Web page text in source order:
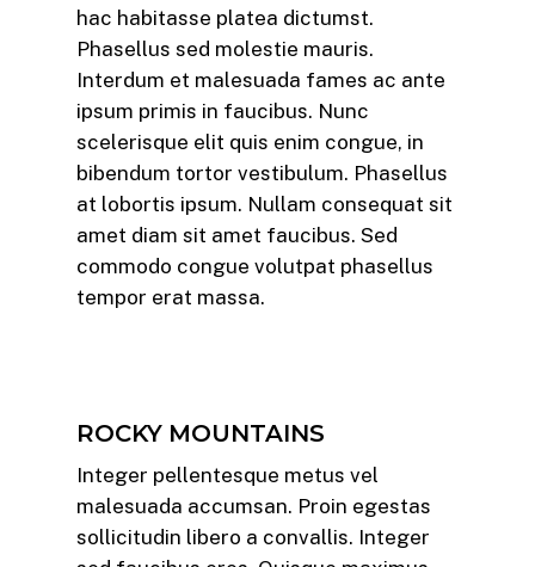
hac habitasse platea dictumst.
Phasellus sed molestie mauris.
Interdum et malesuada fames ac ante
ipsum primis in faucibus. Nunc
scelerisque elit quis enim congue, in
bibendum tortor vestibulum. Phasellus
at lobortis ipsum. Nullam consequat sit
amet diam sit amet faucibus. Sed
commodo congue volutpat phasellus
tempor erat massa.
ROCKY MOUNTAINS
Integer pellentesque metus vel
malesuada accumsan. Proin egestas
sollicitudin libero a convallis. Integer